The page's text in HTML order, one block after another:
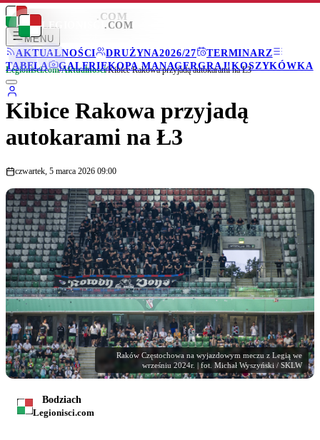
LEGIONISCI .COM
MENU
AKTUALNOŚCI
DRUŻYNA2026/27
TERMINARZ
TABELA
GALERIEKOPA MANAGERGRAJ!KOSZYKÓWKA
LEGIONISCI .COM
Legionisci.com/Aktualności/Kibice Rakowa przyjadą autokarami na Ł3
Kibice Rakowa przyjadą
autokarami na Ł3
czwartek, 5 marca 2026 09:00
Raków Częstochowa na wyjazdowym meczu z Legią we
wrześniu 2024r. | fot. Michał Wyszyński / SKLW
Bodziach
Legionisci.com